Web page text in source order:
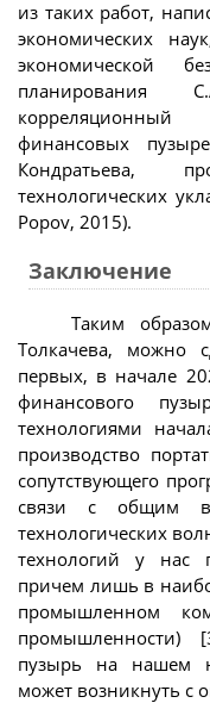
из таких работ,
экономических
экономической
планирования
финансовых
Кондратьева,
технологических
Popov, 2015).
Заключение
Таким
Толкачева, можно
первых, в начале
финансового
технологиями
производство
сопутствующего
связи с общим
технологических
технологий у нас
причем лишь в
промышленном
промышленности)
пузырь на нашем
может возникнуть с